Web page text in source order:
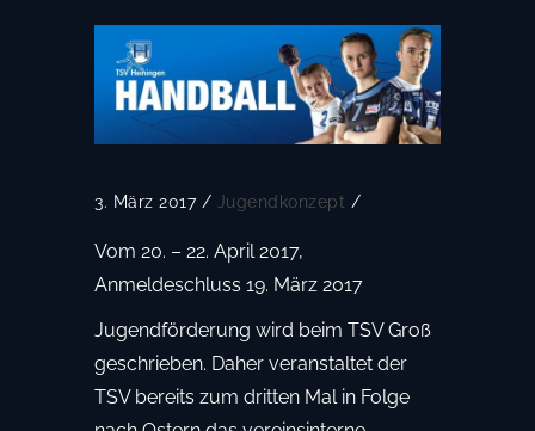
3. März 2017/ Jugendkonzept /
Vom 20. – 22. April 2017,
Anmeldeschluss 19. März 2017
Jugendförderung wird beim TSV Groß
geschrieben. Daher veranstaltet der
TSV bereits zum dritten Mal in Folge